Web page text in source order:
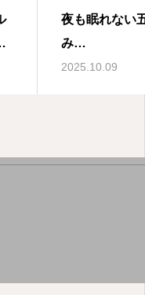
夜も眠れない
ロキソニンの
2025.10.09